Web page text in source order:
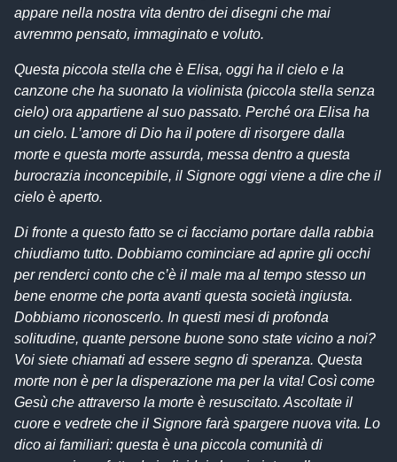
appare nella nostra vita dentro dei disegni che mai
avremmo pensato, immaginato e voluto.
Questa piccola stella che è Elisa, oggi ha il cielo e la
canzone che ha suonato la violinista (piccola stella senza
cielo) ora appartiene al suo passato. Perché ora Elisa ha
un cielo. L’amore di Dio ha il potere di risorgere dalla
morte e questa morte assurda, messa dentro a questa
burocrazia inconcepibile, il Signore oggi viene a dire che il
cielo è aperto.
Di fronte a questo fatto se ci facciamo portare dalla rabbia
chiudiamo tutto. Dobbiamo cominciare ad aprire gli occhi
per renderci conto che c’è il male ma al tempo stesso un
bene enorme che porta avanti questa società ingiusta.
Dobbiamo riconoscerlo. In questi mesi di profonda
solitudine, quante persone buone sono state vicino a noi?
Voi siete chiamati ad essere segno di speranza. Questa
morte non è per la disperazione ma per la vita! Così come
Gesù che attraverso la morte è resuscitato. Ascoltate il
cuore e vedrete che il Signore farà spargere nuova vita. Lo
dico ai familiari: questa è una piccola comunità di